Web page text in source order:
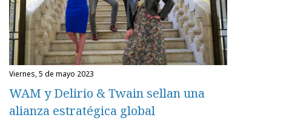
viernes, 5 de mayo 2023
WAM y Delirio & Twain sellan una
alianza estratégica global